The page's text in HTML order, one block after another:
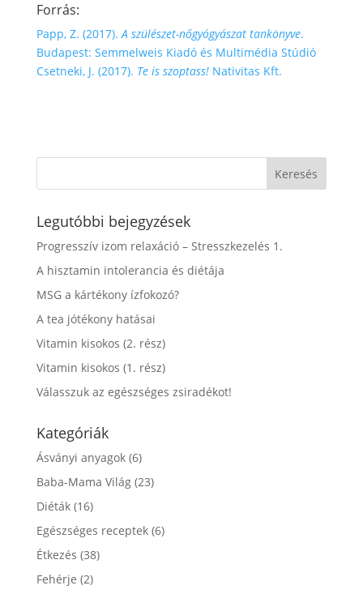
Forrás:
Papp, Z. (2017).A szülészet-nőgyógyászat tankönyve.
Budapest: Semmelweis Kiadó és Multimédia Stúdió
Csetneki, J. (2017). Te is szoptass! Nativitas Kft.
Legutóbbi bejegyzések
Progresszív izom relaxáció – Stresszkezelés 1.
A hisztamin intolerancia és diétája
MSG a kártékony ízfokozó?
A tea jótékony hatásai
Vitamin kisokos (2. rész)
Vitamin kisokos (1. rész)
Válasszuk az egészséges zsiradékot!
Kategóriák
Ásványi anyagok(6)
Baba-Mama Világ(23)
Diéták(16)
Egészséges receptek(6)
Étkezés (38)
Fehérje (2)